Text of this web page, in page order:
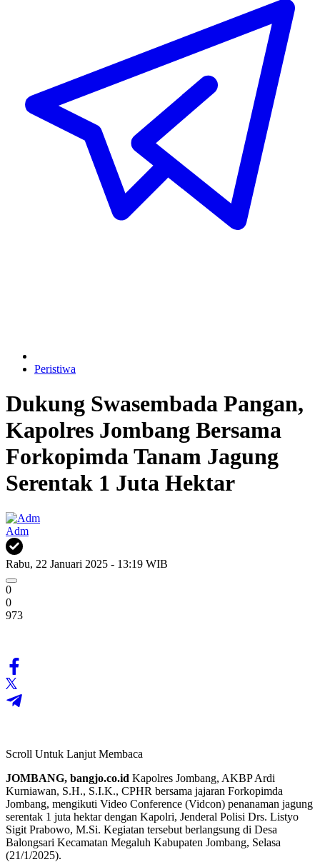
Peristiwa
Dukung Swasembada Pangan,
Kapolres Jombang Bersama
Forkopimda Tanam Jagung
Serentak 1 Juta Hektar
Adm
Rabu, 22 Januari 2025 - 13:19 WIB
0
0
973
Scroll Untuk Lanjut Membaca
JOMBANG, bangjo.co.id Kapolres Jombang, AKBP Ardi
Kurniawan, S.H., S.I.K., CPHR bersama jajaran Forkopimda
Jombang, mengikuti Video Conference (Vidcon) penanaman jagung
serentak 1 juta hektar dengan Kapolri, Jenderal Polisi Drs. Listyo
Sigit Prabowo, M.Si. Kegiatan tersebut berlangsung di Desa
Balongsari Kecamatan Megaluh Kabupaten Jombang, Selasa
(21/1/2025).